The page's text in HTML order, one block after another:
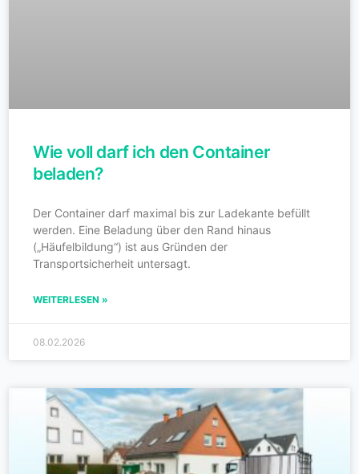
Wie voll darf ich den Container
beladen?
Der Container darf maximal bis zur Ladekante befüllt
werden. Eine Beladung über den Rand hinaus
(„Häufelbildung“) ist aus Gründen der
Transportsicherheit untersagt.
WEITERLESEN »
08.02.2026